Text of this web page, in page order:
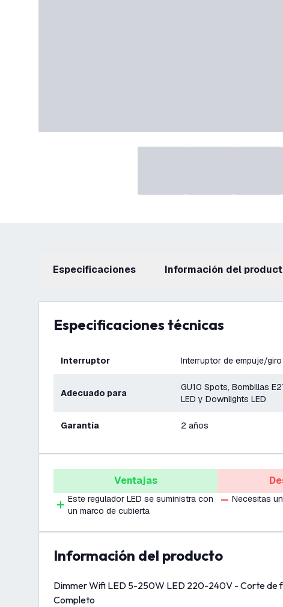
Especificaciones información del
Especificaciones técnicas
Interruptor Interruptor de empuje/giro
Adecuado para
GU10 Spots, Bombillas
LED y Downlights LED
Garantía 2 años
Ventajas
Este regulador LED se suministra con
un marco de cubierta
Necesitas
información del producto
Dimmer Wifi LED 5-250W LED 220-240V - Corte de
Completo